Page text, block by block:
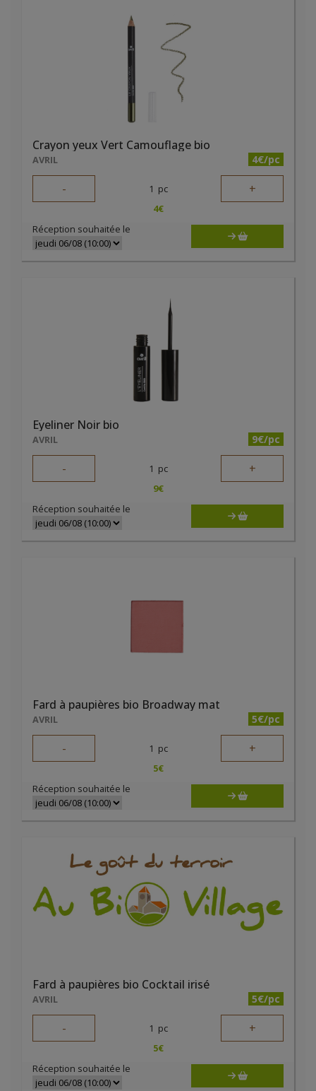
Crayon yeux Vert Camouflage bio
AVRIL 4€/pc
- 1 pc +
4€
Réception souhaitée le
Eyeliner Noir bio
AVRIL 9€/pc
- 1 pc +
9€
Réception souhaitée le
Fard à paupières bio Broadway mat
AVRIL 5€/pc
- 1 pc +
5€
Réception souhaitée le
Fard à paupières bio Cocktail irisé
AVRIL 5€/pc
- 1 pc +
5€
Réception souhaitée le